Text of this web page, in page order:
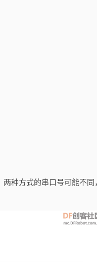
两种方式的串口号可能不同